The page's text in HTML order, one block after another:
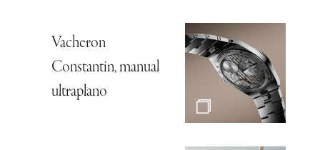
Vacheron
Constantin, manual
ultraplano